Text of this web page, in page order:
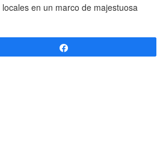
en un marco de majestuosa